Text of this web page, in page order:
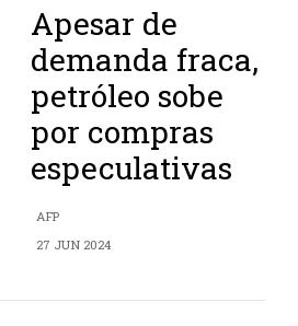
Apesar de
demanda fraca,
petróleo sobe
por compras
especulativas
AFP
27 JUN 2024